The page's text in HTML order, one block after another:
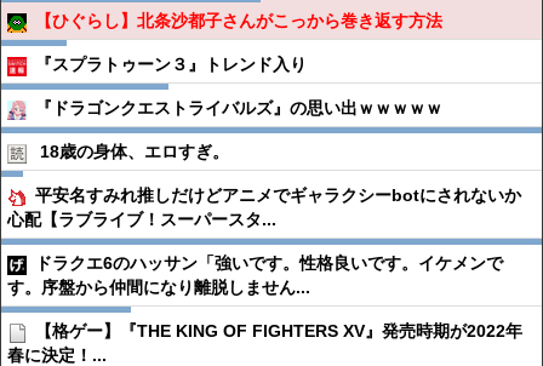
【ひぐらし】北条沙都子さんがこっから巻き返す方法
『スプラトゥーン３』トレンド入り
『ドラゴンクエストライバルズ』の思い出ｗｗｗｗｗ
18歳の身体、エロすぎ。
平安名すみれ推しだけどアニメでギャラクシーbotにされないか
心配【ラブライブ！スーパースタ...
ドラクエ6のハッサン「強いです。性格良いです。イケメンで
す。序盤から仲間になり離脱しません...
【格ゲー】『THE KING OF FIGHTERS XV』発売時期が2022年
春に決定！...